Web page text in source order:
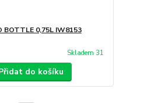
BOTTLE 0,75L IW8153
Skladem 31
do košíku